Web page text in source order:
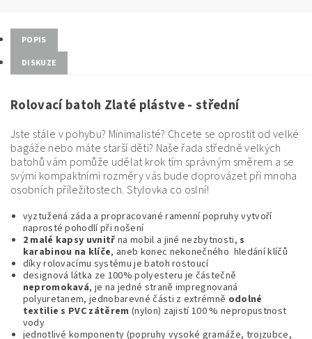
POPIS
DISKUZE
Rolovací batoh Zlaté plástve - střední
Jste stále v pohybu? Minimalisté? Chcete se oprostit od velké
bagáže nebo máte starší děti? Naše řada středně velkých
batohů vám pomůže udělat krok tím správným směrem a se
svými kompaktními rozměry vás bude doprovázet při mnoha
osobních příležitostech. Stylovka co oslní!
vyztužená záda a propracované ramenní popruhy vytvoří
naprosté pohodlí při nošení
2 malé kapsy uvnitř na mobil a jiné nezbytnosti, s
karabinou na klíče, aneb konec nekonečného hledání klíčů
díky rolovacímu systému je batoh rostoucí
designová látka ze 100% polyesteru je částečně
nepromokavá, je na jedné straně impregnovaná
polyuretanem, jednobarevné části z extrémně odolné
textilie s PVC zátěrem (nylon) zajistí 100 % nepropustnost
vody
jednotlivé komponenty (popruhy vysoké gramáže, trojzubce,